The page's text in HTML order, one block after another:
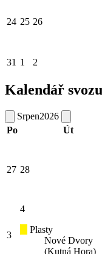
24 25 26
31 1 2
Kalendář
Srpen2026
Po
Út
27 28
3
4
Plasty
Nové Dvory
(Kutná Hora)